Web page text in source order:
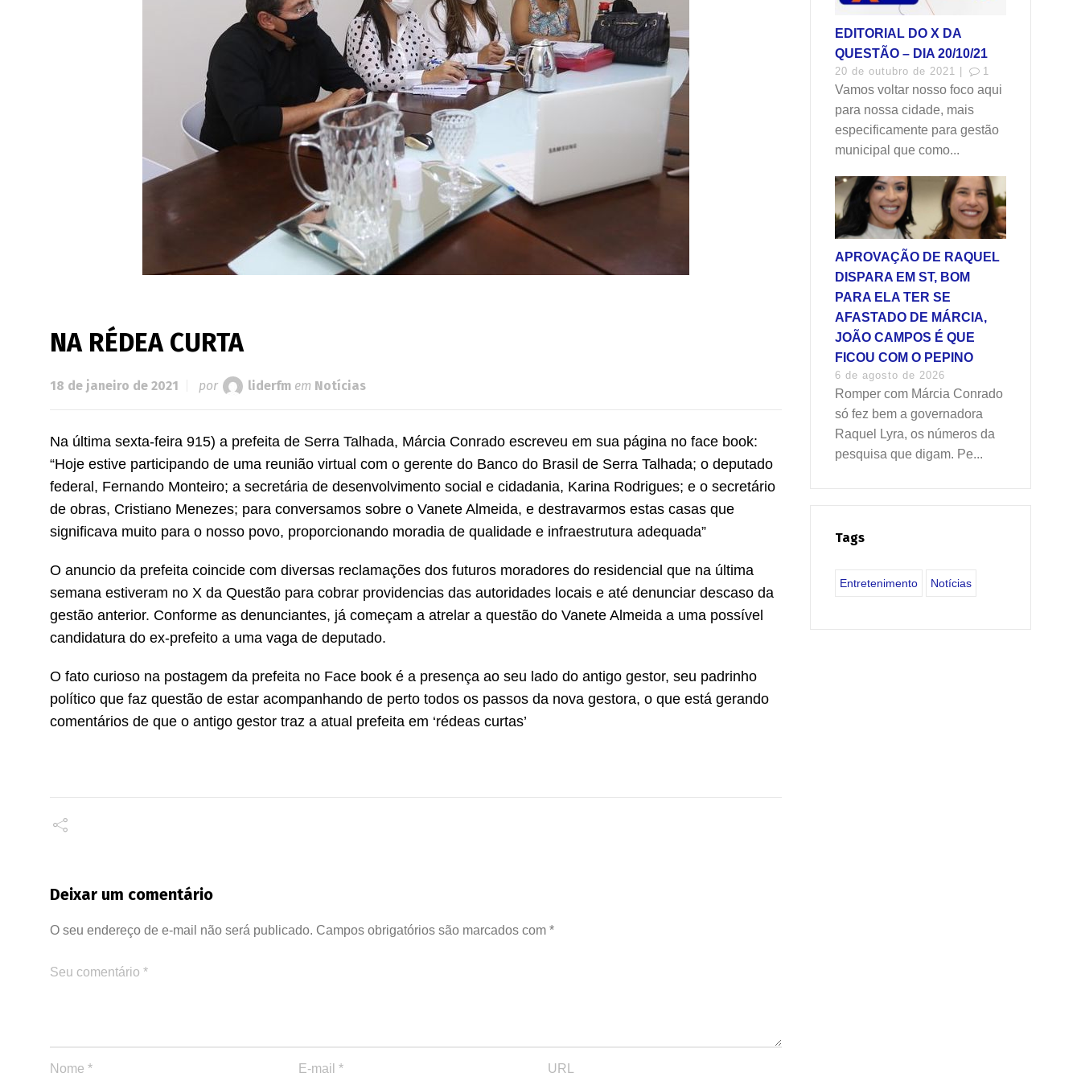
NA RÉDEA CURTA
18 de janeiro de 2021 por liderfm em Notícias
Na última sexta-feira 915) a prefeita de Serra Talhada, Márcia Conrado escreveu em sua página no face book:
“Hoje estive participando de uma reunião virtual com o gerente do Banco do Brasil de Serra Talhada; o deputado
federal, Fernando Monteiro; a secretária de desenvolvimento social e cidadania, Karina Rodrigues; e o secretário
de obras, Cristiano Menezes; para conversamos sobre o Vanete Almeida, e destravarmos estas casas que
significava muito para o nosso povo, proporcionando moradia de qualidade e infraestrutura adequada”
O anuncio da prefeita coincide com diversas reclamações dos futuros moradores do residencial que na última
semana estiveram no X da Questão para cobrar providencias das autoridades locais e até denunciar descaso da
gestão anterior. Conforme as denunciantes, já começam a atrelar a questão do Vanete Almeida a uma possível
candidatura do ex-prefeito a uma vaga de deputado.
O fato curioso na postagem da prefeita no Face book é a presença ao seu lado do antigo gestor, seu padrinho
político que faz questão de estar acompanhando de perto todos os passos da nova gestora, o que está gerando
comentários de que o antigo gestor traz a atual prefeita em ‘rédeas curtas’
Deixar um comentário
O seu endereço de e-mail não será publicado. Campos obrigatórios são marcados com *
EDITORIAL DO X DA
QUESTÃO – DIA 20/10/21
20 de outubro de 2021 | 1
Vamos voltar nosso foco aqui
para nossa cidade, mais
especificamente para gestão
municipal que como...
APROVAÇÃO DE RAQUEL
DISPARA EM ST, BOM
PARA ELA TER SE
AFASTADO DE MÁRCIA,
JOÃO CAMPOS É QUE
FICOU COM O PEPINO
6 de agosto de 2026
Romper com Márcia Conrado
só fez bem a governadora
Raquel Lyra, os números da
pesquisa que digam. Pe...
Tags
Entretenimento Notícias